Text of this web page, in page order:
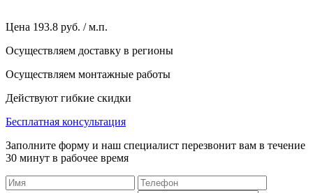
Цена 193.8 руб. / м.п.
Осуществляем доставку в регионы
Осуществляем монтажные работы
Действуют гибкие скидки
Бесплатная консультация
Заполните форму и наш специалист перезвонит вам в течение
30 минут в рабочее время